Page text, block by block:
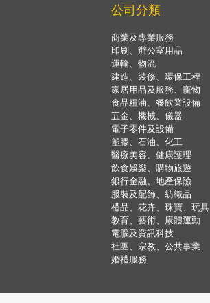
公司分類
商業及專業服務
印刷、辦公室用品
運輸、物流
建造、裝修、環保工程
家居用品及服務、寵物
食品糧油、餐飲業設備
五金、機械、儀器
電子零件及設備
塑膠、石油、化工
醫療美容、健康護理
飲食娛樂、購物旅遊
銀行金融、地產保險
服裝及配飾、紡織品
禮品、花卉、珠寶、玩具
教育、藝術、康體運動
電腦及資訊科技
社團、宗教、公共事業
婚禮服務